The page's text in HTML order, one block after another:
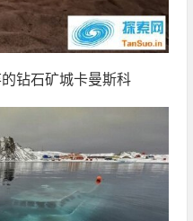
钻石矿城卡曼斯科